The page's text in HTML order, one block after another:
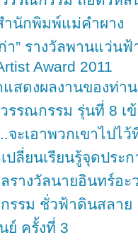
ำนักพิมพ์แม่คำผาง
า” รางวัลพานแว่นฟ้
Award 2011
แสดงผลงานของท่า
รรณกรรม รุ่นที่ 8 เ
ะเอาพวกเขาไปไว้
ปลี่ยนเรียนรู้จุดประ
รางวัลนายอินทร์อ
รรม ชั่วฟ้าดินสลาย
ย์ ครั้งที่ 3